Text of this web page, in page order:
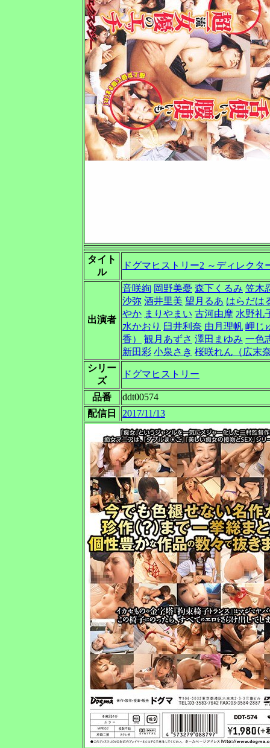
タイト
ル
ドグマヒストリー2 ～ディレク
出演者
音咲絢 岡野美憂 森下くるみ 笠木
沙弥 酒井里美 望月るあ はらだは
やか まりやまい 古河由摩 水野礼
水かおり 臼井利奈 由月理帆 岬じ
香）
観月あずさ 澤田まゆみ 一色
新田彩 小泉さき 桜咲れん（広末
シリー
ズ
ドグマヒストリー
品番
ddt00574
配信日
2017/11/13